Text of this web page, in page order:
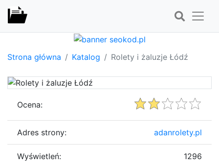
Strona główna Katalog Rolety i żaluzje Łódź
Ocena:
Adres strony: adanrolety.pl
Wyświetleń: 1296